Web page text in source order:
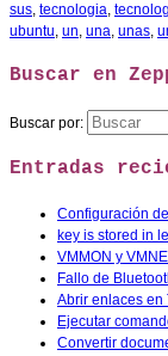
sus, tecnologia,
ubuntu, un, una, unas,
Buscar en
Buscar por:
Entradas
Configuración
key is stored in
VMMON y
Fallo de
Abrir enlaces en
Ejecutar
Convertir